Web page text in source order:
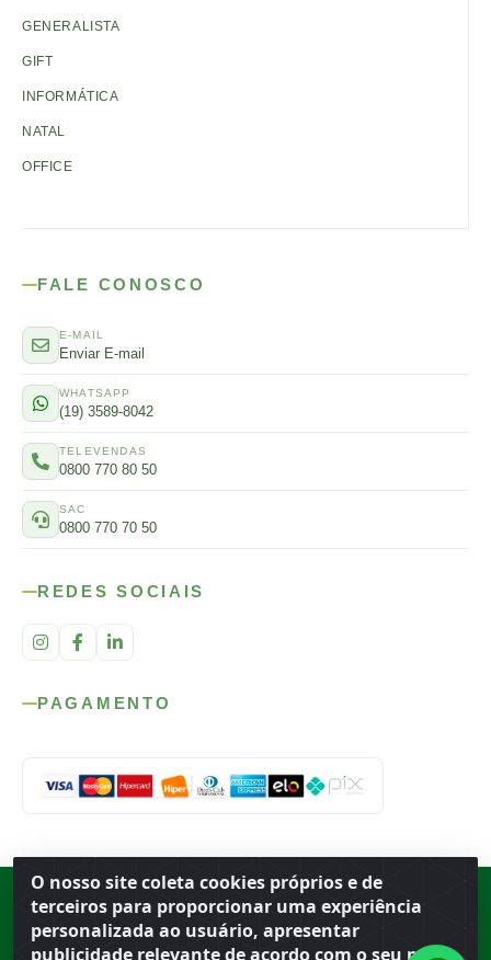
O nosso site coleta cookies próprios e de
terceiros para proporcionar uma experiência
personalizada ao usuário, apresentar
publicidade relevante de acordo com o seu perfil
GENERALISTA
GIFT
INFORMÁTICA
NATAL
OFFICE
FALE CONOSCO
E-MAIL
Enviar E-mail
WHATSAPP
(19) 3589-8042
TELEVENDAS
0800 770 80 50
SAC
0800 770 70 50
REDES SOCIAIS
PAGAMENTO
Rod. SP-215, s/n, km 98 — Área Rural Porto Ferreira ·BR
· CEP
· CNPJ 56.679.863/0001-91
© 2026 Atacado Ideal